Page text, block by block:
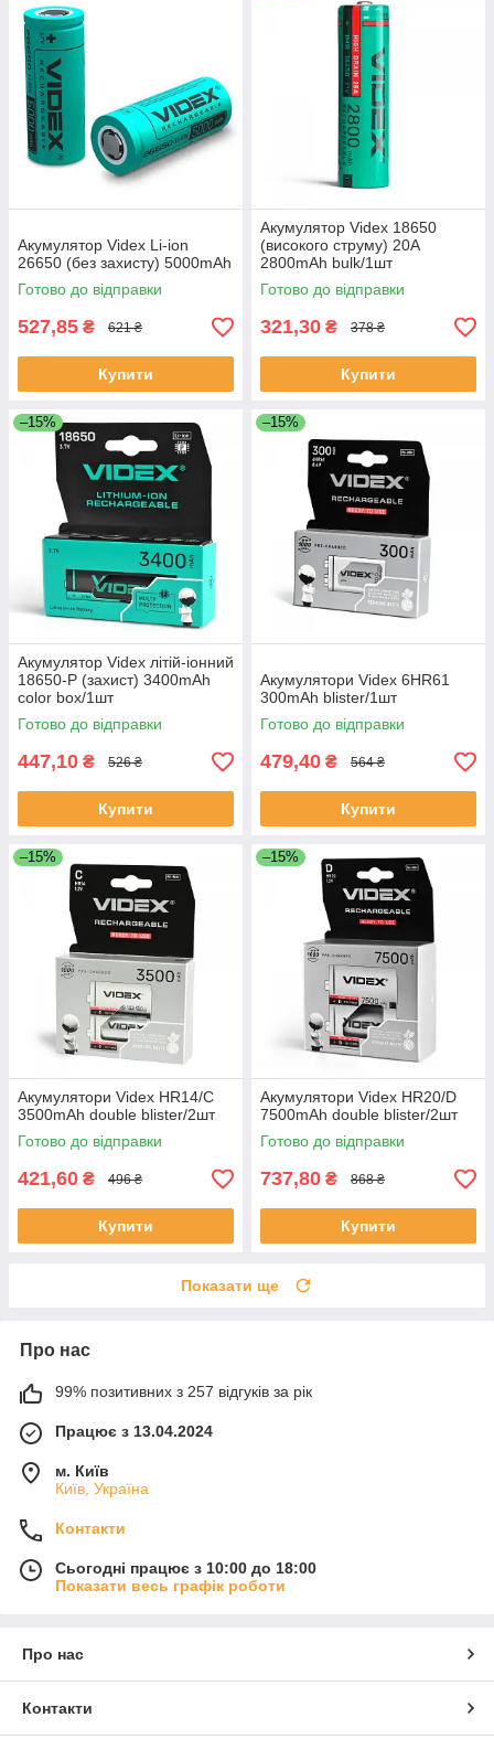
Акумулятор Videx Li-ion
26650 (без захисту) 5000mAh
Готово до відправки
527,85 ₴ 621 ₴
Купити
Акумулятор Videx 18650
(високого струму) 20A
2800mAh bulk/1шт
Готово до відправки
321,30 ₴ 378 ₴
Купити
–15%
Акумулятор Videx літій-іонний
18650-P (захист) 3400mAh
color box/1шт
Готово до відправки
447,10 ₴ 526 ₴
Купити
–15%
Акумулятори Videx 6HR61
300mAh blister/1шт
Готово до відправки
479,40 ₴ 564 ₴
Купити
–15%
Акумулятори Videx HR14/C
3500mAh double blister/2шт
Готово до відправки
421,60 ₴ 496 ₴
Купити
–15%
Акумулятори Videx HR20/D
7500mAh double blister/2шт
Готово до відправки
737,80 ₴ 868 ₴
Купити
Показати ще
Про нас
99% позитивних з 257 відгуків за рік
Працює з 13.04.2024
м. Київ
Київ, Україна
Контакти
Сьогодні працює з 10:00 до 18:00
Показати весь графік роботи
Про нас
Контакти